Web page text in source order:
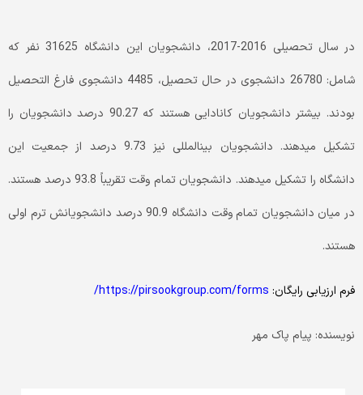
در سال تحصیلی 2016-2017، دانشجویان این دانشگاه 31625 نفر که
شامل: 26780 دانشجوی در حال تحصیل، 4485 دانشجوی فارغ­ التحصیل
بودند. بیشتر دانشجویان کانادایی هستند که 90.27 درصد دانشجویان را
تشکیل می­دهند. دانشجویان بین­المللی نیز 9.73 درصد از جمعیت این
دانشگاه را تشکیل می­دهند. دانشجویان تمام وقت تقریباً 93.8 درصد هستند.
در میان دانشجویان تمام وقت دانشگاه 90.9 درصد دانشجویانش ترم اولی
هستند.
فرم ارزیابی رایگان: https://pirsookgroup.com/forms/
نویسنده: پیام پاک مهر